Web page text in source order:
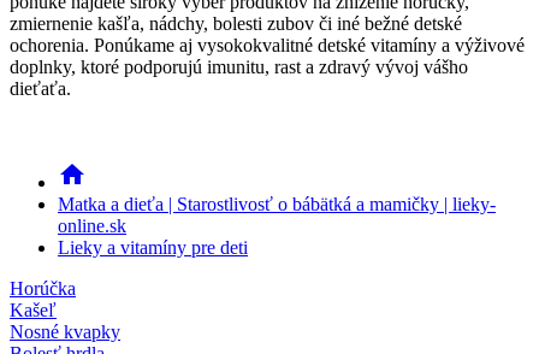
zmiernenie kašľa, nádchy, bolesti zubov či iné bežné detské
ochorenia. Ponúkame aj vysokokvalitné detské vitamíny a výživové
doplnky, ktoré podporujú imunitu, rast a zdravý vývoj vášho
dieťaťa.
home
Matka a dieťa | Starostlivosť o bábätká a mamičky | lieky-
online.sk
Lieky a vitamíny pre deti
Horúčka
Kašeľ
Nosné kvapky